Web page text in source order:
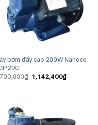
bơm đẩy cao 200W Nanoco
₫ Giá
gốc
1,142,400₫Giá
hiện